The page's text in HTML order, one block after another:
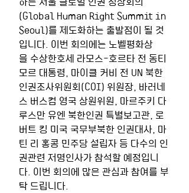
(Global Human Right Summit in
Seoul)를 제도화하는 출발점이 될 것
입니다. 이번 회의에는 노벨평화상
을 수상한호세 라모스-호르타 전 동티
모르 대통령, 마이클 커비 전 UN 북한
인권조사위원회(COI) 위원장, 바러네
스 버스컴 영국 상원위원, 마르주키 다
루스만 유엔 북한인권 특별보고관, 로
버트 킹 미국 국무부북한 인권대사, 마
틴 리 홍콩 민주당 설립자 등 다수의 인
권관련 저명인사가 참석할 예정입니
다. 이번 회의에 많은 관심과 참여를 부
탁 드립니다.